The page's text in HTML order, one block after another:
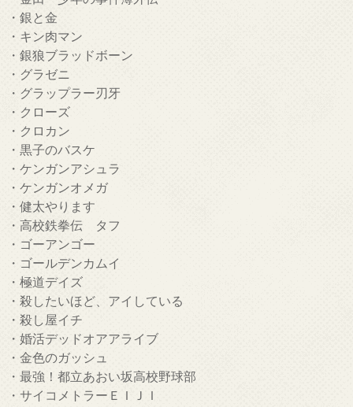
・銀と金
・キン肉マン
・銀狼ブラッドボーン
・グラゼニ
・グラップラー刃牙
・クローズ
・クロカン
・黒子のバスケ
・ケンガンアシュラ
・ケンガンオメガ
・健太やります
・高校鉄拳伝 タフ
・ゴーアンゴー
・ゴールデンカムイ
・極道デイズ
・殺したいほど、アイしている
・殺し屋イチ
・婚活デッドオアアライブ
・金色のガッシュ
・最強！都立あおい坂高校野球部
・サイコメトラーＥＩＪＩ